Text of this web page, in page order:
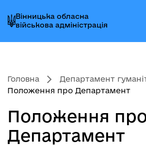
до
головного
меню
до
головного
вмісту
до
головного
колонтитула
Вінницька обласна
військова адміністрація
Головна
Департамент
Положення про Департамент
Положення
Департамент